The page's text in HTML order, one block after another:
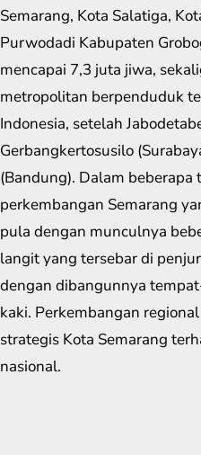
Semarang, Kota Salatiga,
Purwodadi Kabupaten
mencapai 7,3 juta jiwa,
metropolitan berpenduduk
Indonesia, setelah
Gerbangkertosusilo
(Bandung). Dalam beberapa
perkembangan Semarang
pula dengan munculnya
langit yang tersebar di
dengan dibangunnya
kaki. Perkembangan
strategis Kota Semarang
nasional.